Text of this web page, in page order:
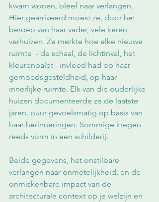
kwam wonen, bleef naar verlangen.
Hier gearriveerd moest ze, door het
beroep van haar vader, vele keren
verhuizen. Ze merkte hoe elke nieuwe
ruimte  - de schaal, de lichtinval, het
kleurenpalet - invloed had op haar
gemoedsgesteldheid, op haar
innerlijke ruimte. Elk van die ouderlijke
huizen documenteerde ze de laatste
jaren, puur gevoelsmatig op basis van
haar herinneringen. Sommige kregen
reeds vorm in een schilderij.
Beide gegevens, het onstilbare
verlangen naar onmetelijkheid, en de
onmiskenbare impact van de
architecturale context op je welzijn en